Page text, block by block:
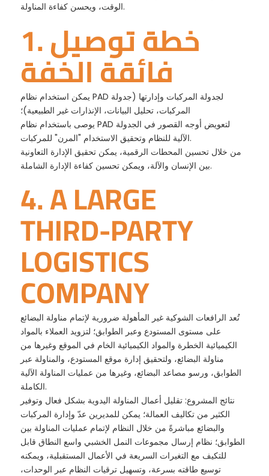
1. خطة توصيل
فائقة الخفة
يمكن استخدام نظام PAD لجدولة المركبات وإدارتها (جدولة
المركبات، تحليل البيانات، الإنذارات غير الطبيعية)؛
يوصى باستخدام نظام PAD لتعويض أوجه القصور في الجدولة
الآلية للنظام وتحقيق الاستخدام "المرن" للمركبات.
من خلال تحسين المحطات الرقمية، يمكن تحقيق الإدارة التعاونية
بين الإنسان والآلة، ويمكن تحسين كفاءة الإدارة الشاملة.
الوقت، ويحسن كفاءة المناولة.
4. A LARGE
THIRD-PARTY
LOGISTICS
COMPANY
تُعد الرافعات الشوكية غير المأهولة ضرورية لإتمام مناولة البضائع
على مستوى المستودع وعبر الطوابق؛ لتزويد العملاء بالمواد
الكيميائية الخطرة والمواد الكيميائية الخام في الموقع وغيرها من
مناولة البضائع، ولتحقيق إدارة موقع المستودع، والمناولة عبر
الطوابق، ورسو مصاعد البضائع، وغيرها من عمليات المناولة الآلية
الكاملة.
نتائج المشروع: تقليل أعمال المناولة اليدوية بشكل فعال وتوفير
الكثير من تكاليف العمالة؛ يمكن للمديرين عدّ وإدارة المركبات
والبضائع مباشرةً من خلال النظام لإتمام عمليات المناولة بين
الطوابق؛ نظام إرسال مجموعات النمل الخشبي واسع النطاق قابل
للتكيف مع التغيرات السريعة في الأعمال المستقبلية، ويمكنه
توسيع طاقته بسرعة، وتسهيل ترقيات النظام عبر الوحدات،